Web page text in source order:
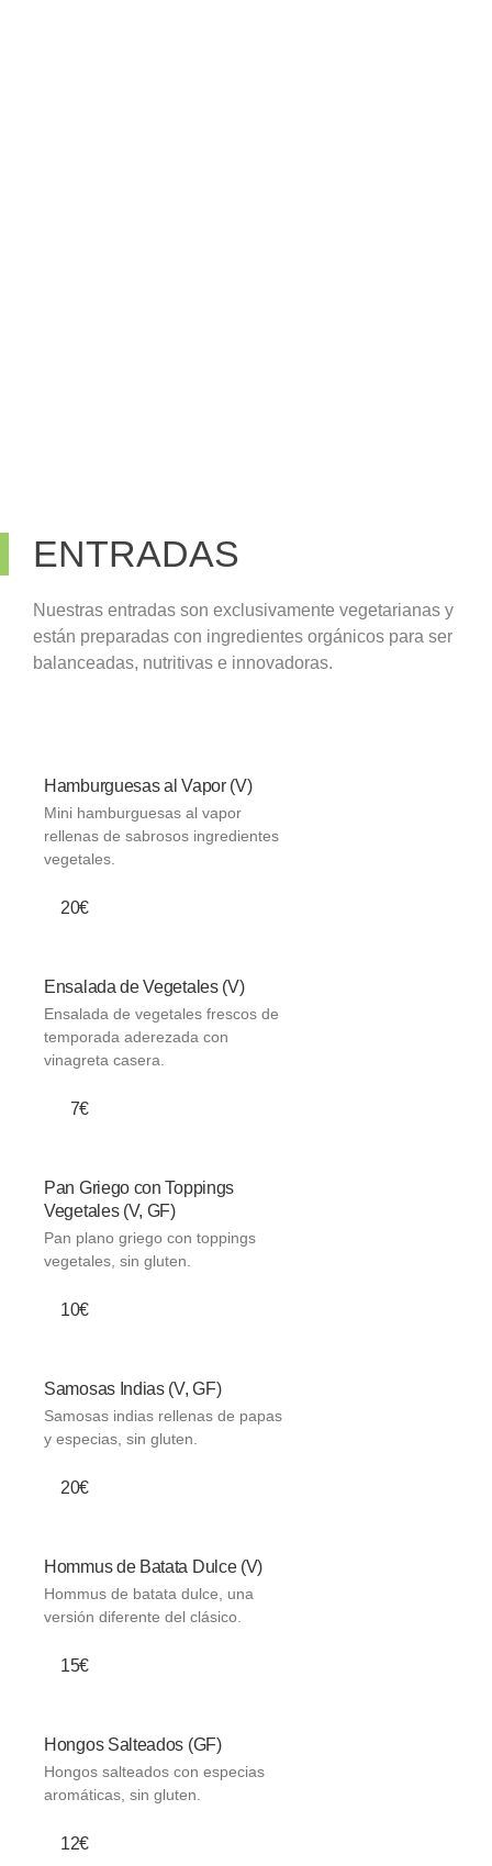
ENTRADAS
Nuestras entradas son exclusivamente vegetarianas y
están preparadas con ingredientes orgánicos para ser
balanceadas, nutritivas e innovadoras.
Hamburguesas al Vapor (V)
Mini hamburguesas al vapor
rellenas de sabrosos ingredientes
vegetales.
20€
Ensalada de Vegetales (V)
Ensalada de vegetales frescos de
temporada aderezada con
vinagreta casera.
7€
Pan Griego con Toppings
Vegetales (V, GF)
Pan plano griego con toppings
vegetales, sin gluten.
10€
Samosas Indias (V, GF)
Samosas indias rellenas de papas
y especias, sin gluten.
20€
Hommus de Batata Dulce (V)
Hommus de batata dulce, una
versión diferente del clásico.
15€
Hongos Salteados (GF)
Hongos salteados con especias
aromáticas, sin gluten.
12€